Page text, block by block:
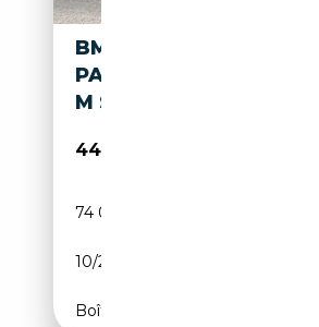
BMW X3 M HIGH EXE.
PANO. XDRIVE30E HIGH
M SPORT
44 500€
74 003 km
10/2022
Boîte automatique